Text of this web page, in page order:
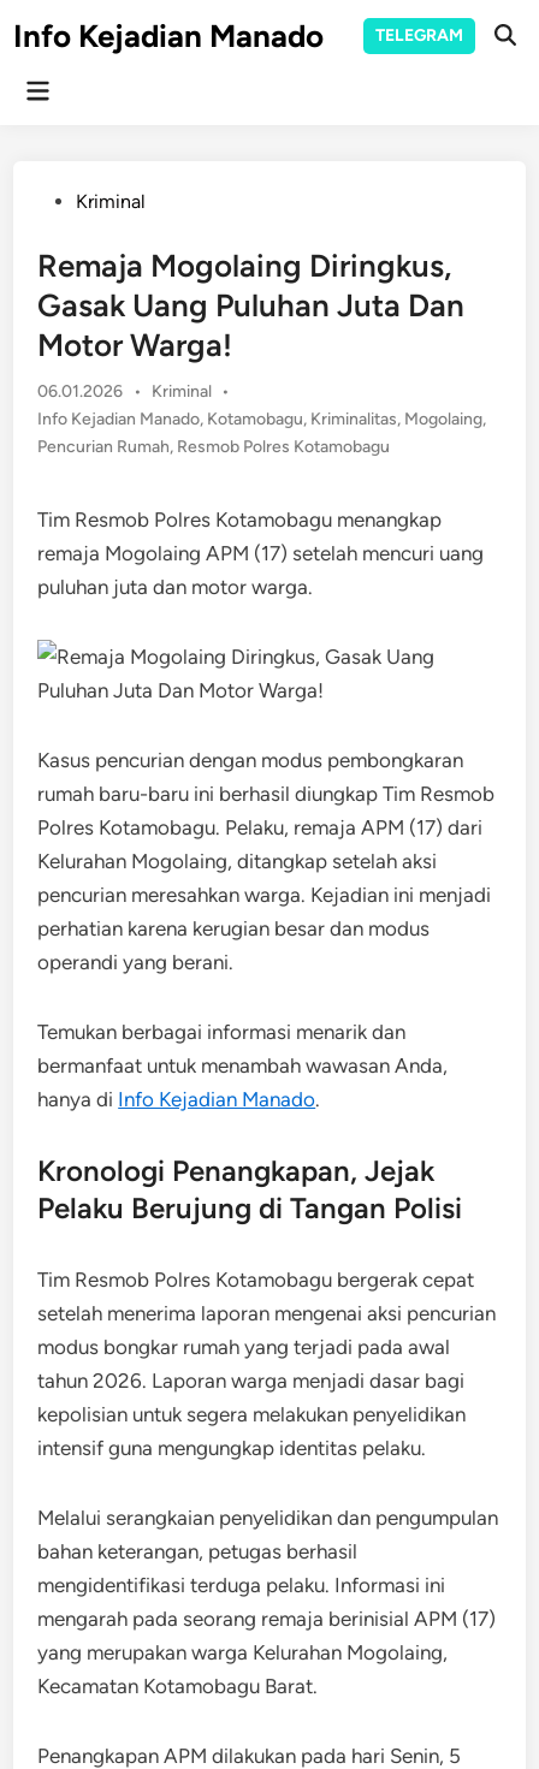
toInfo Kejadian Manado TELEGRAM
Main
PostedKriminal
Remaja Mogolaing Diringkus,
Gasak Uang Puluhan Juta Dan
Motor Warga!
06.01.2026 •
Posted
in
Kriminal •
Info Kejadian Manado, Kotamobagu, Kriminalitas, Mogolaing,
Pencurian Rumah, Resmob Polres Kotamobagu
Tim Resmob Polres Kotamobagu menangkap
remaja Mogolaing APM (17) setelah mencuri uang
puluhan juta dan motor warga.
Kasus pencurian dengan modus pembongkaran
rumah baru-baru ini berhasil diungkap Tim Resmob
Polres Kotamobagu. Pelaku, remaja APM (17) dari
Kelurahan Mogolaing, ditangkap setelah aksi
pencurian meresahkan warga. Kejadian ini menjadi
perhatian karena kerugian besar dan modus
operandi yang berani.
Temukan berbagai informasi menarik dan
bermanfaat untuk menambah wawasan Anda,
hanya di Info Kejadian Manado.
Kronologi Penangkapan, Jejak
Pelaku Berujung di Tangan Polisi
Tim Resmob Polres Kotamobagu bergerak cepat
setelah menerima laporan mengenai aksi pencurian
modus bongkar rumah yang terjadi pada awal
tahun 2026. Laporan warga menjadi dasar bagi
kepolisian untuk segera melakukan penyelidikan
intensif guna mengungkap identitas pelaku.
Melalui serangkaian penyelidikan dan pengumpulan
bahan keterangan, petugas berhasil
mengidentifikasi terduga pelaku. Informasi ini
mengarah pada seorang remaja berinisial APM (17)
yang merupakan warga Kelurahan Mogolaing,
Kecamatan Kotamobagu Barat.
Penangkapan APM dilakukan pada hari Senin, 5